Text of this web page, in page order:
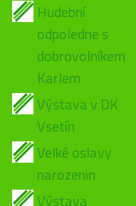
Hudební
odpoledne s
dobrovolníkem
Karlem
Výstava v DK
Vsetín
Velké oslavy
narozenin
Výstava